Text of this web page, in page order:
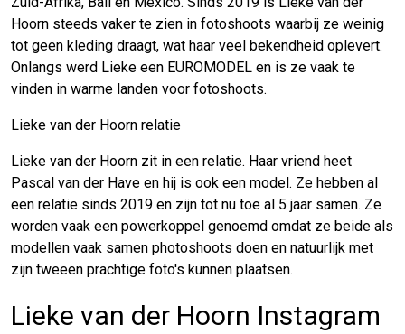
Hoorn steeds vaker te zien in fotoshoots waarbij ze weinig
tot geen kleding draagt, wat haar veel bekendheid oplevert.
Onlangs werd Lieke een EUROMODEL en is ze vaak te
vinden in warme landen voor fotoshoots.
Lieke van der Hoorn relatie
Lieke van der Hoorn zit in een relatie. Haar vriend heet
Pascal van der Have en hij is ook een model. Ze hebben al
een relatie sinds 2019 en zijn tot nu toe al 5 jaar samen. Ze
worden vaak een powerkoppel genoemd omdat ze beide als
modellen vaak samen photoshoots doen en natuurlijk met
zijn tweeen prachtige foto's kunnen plaatsen.
Lieke van der Hoorn Instagram